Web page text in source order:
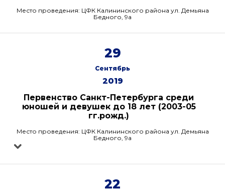
Место проведения: ЦФК Калининского района ул. Демьяна
Бедного, 9а
29
Сентябрь
2019
Первенство Санкт-Петербурга среди
юношей и девушек до 18 лет (2003-05
гг.рожд.)
Место проведения: ЦФК Калининского района ул. Демьяна
Бедного, 9а
22